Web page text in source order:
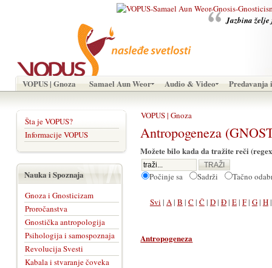
Jazbina želje
VOPUS | Gnoza Samael Aun Weor Audio & Video Predavanja
VOPUS | Gnoza
Antropogeneza
Možete bilo kada da tražite reči
Počinje sa Sadrži Tačno
Svi | A| B | C | Č | D| Đ| E| F| G| H
Antropogeneza
Šta je VOPUS?
Informacije VOPUS
Nauka i Spoznaja
Gnoza i Gnosticizam
Proročanstva
Gnostička antropologija
Psihologija i samospoznaja
Revolucija Svesti
Kabala i stvaranje čoveka